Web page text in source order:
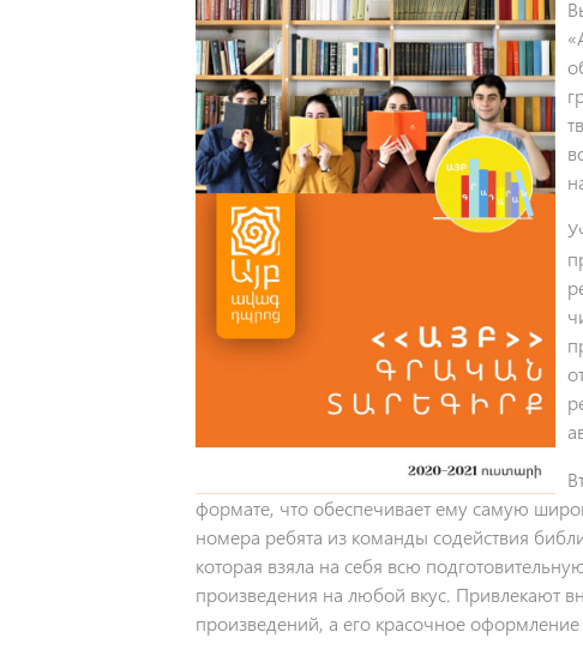
формате, что обеспечивает ему самую
номера ребята из команды содействия
которая взяла на себя всю
произведения на любой вкус. Привлекают
произведений, а его красочное